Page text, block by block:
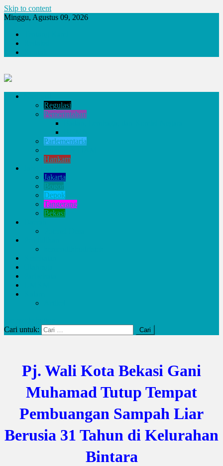
Skip to content
Minggu, Agustus 09, 2026
Regulasi
Pemerintahan
Parlementaria
Hankam
Jakarta
Bogor
Depok
Tangerang
Bekasi
Cari untuk:
Pj. Wali Kota Bekasi Gani
Muhamad Tutup Tempat
Pembuangan Sampah Liar
Berusia 31 Tahun di Kelurahan
Bintara